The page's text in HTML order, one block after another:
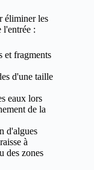
éliminer les
l'entrée :
et fragments
d'une taille
eaux lors
de la
d'algues
à
des zones